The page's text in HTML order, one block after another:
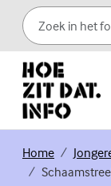
Skip to content
Home(Externe